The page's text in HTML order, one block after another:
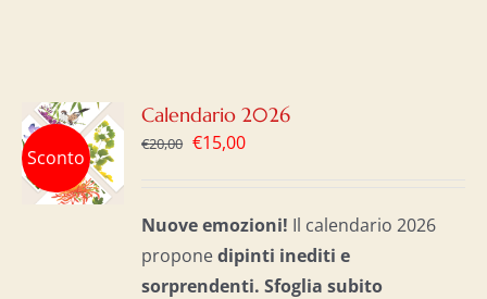
Sconto
Calendario 2026
€20,00 Il
era:
€20,00.
€15,00Il
è:
€15,00.
Nuove emozioni! Il calendario 2026
proponedipinti inediti e
sorprendenti.Sfoglia subito